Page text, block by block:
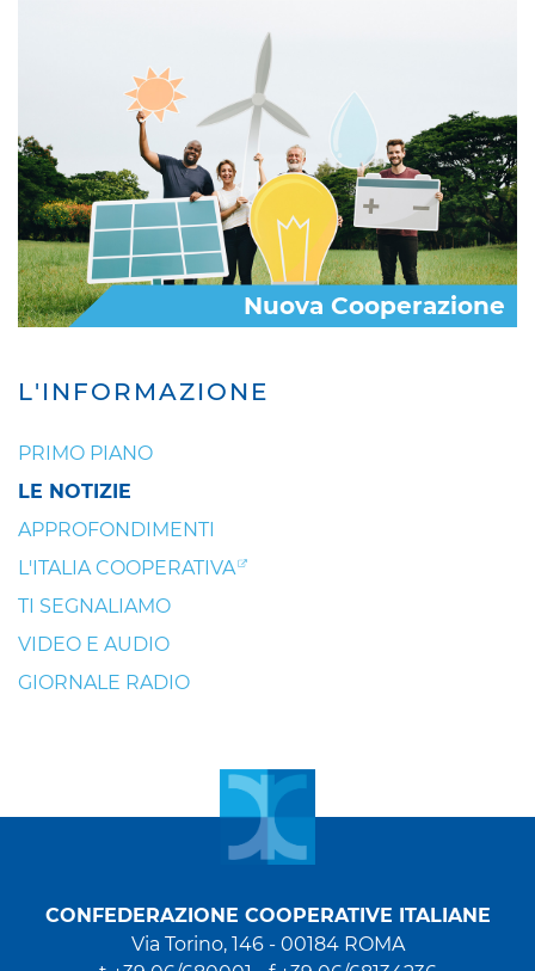
L'INFORMAZIONE
PRIMO PIANO
LE NOTIZIE
APPROFONDIMENTI
L'ITALIA COOPERATIVA
TI SEGNALIAMO
VIDEO E AUDIO
GIORNALE RADIO
Nuova Cooperazione
CONFEDERAZIONE COOPERATIVE ITALIANE
Via Torino, 146 - 00184 ROMA